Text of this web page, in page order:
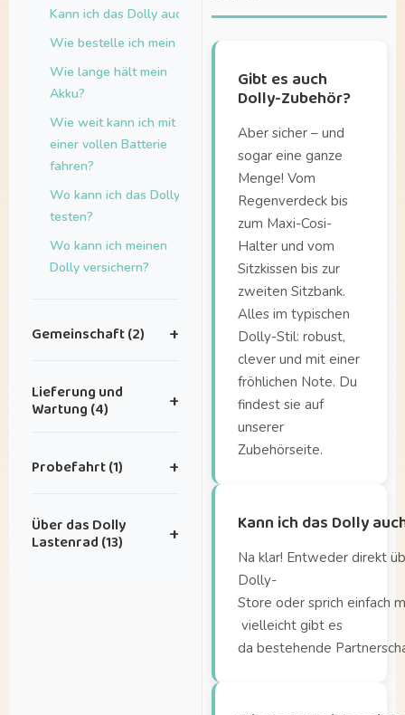
Kann ich das Dolly auch leasen?
Wie bestelle ich mein Dolly?
Wie lange hält mein
Akku?
Wie weit kann ich mit
einer vollen Batterie
fahren?
Wo kann ich das Dolly
testen?
Wo kann ich meinen
Dolly versichern?
Gemeinschaft (2) +
eine tolle
die ich mit euch teilen
ich sie schicken?
Lieferung und
Wartung (4) +
lange ist die Lieferzeit?
Fahrrad Wartung?
Wie plane ich einen Wartungstermin?
Probefahrt (1) +
testen?
Über das Dolly
Lastenrad (13) +
Gibt es auch
Dolly-Zubehör?
Aber sicher – und
sogar eine ganze
Menge! Vom
Regenverdeck bis
zum Maxi-Cosi-
Halter und vom
Sitzkissen bis zur
zweiten Sitzbank.
Alles im typischen
Dolly-Stil: robust,
clever und mit einer
fröhlichen Note. Du
findest sie auf
unserer
Zubehörseite.
Kann ich das Dolly
Na klar! Entweder direkt
Dolly-
Store oder sprich einfach
vielleicht gibt es
da bestehende